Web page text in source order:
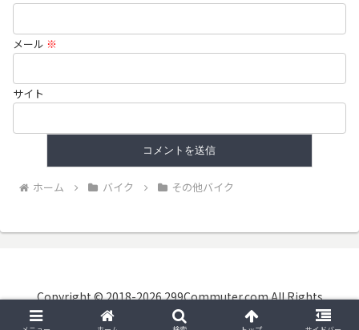
メール ※
サイト
ホーム バイク その他バイク
Copyright © 2018-2026 299Commuter.com All Rights
Reserved.